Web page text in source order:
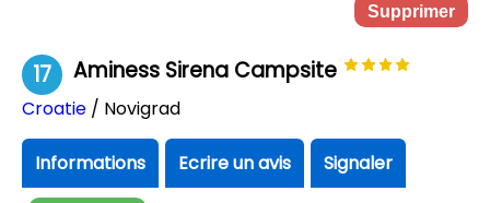
Supprimer
17 Aminess Sirena Campsite
Croatie / Novigrad
Informations Ecrire un avis Signaler